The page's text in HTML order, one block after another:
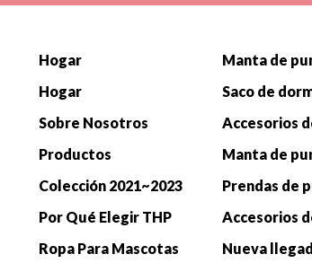
Hogar
Hogar
Sobre Nosotros
Productos
Colección 2021~2023
Por Qué Elegir THP
Ropa Para Mascotas
Manta de
Prendas de
Accesorios
Nueva